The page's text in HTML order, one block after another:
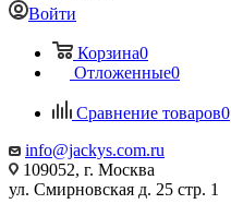
Войти
Корзина0
Отложенные0
Сравнение товаров0
info@jackys.com.ru
109052, г. Москва
ул. Смирновская д. 25 стр. 1